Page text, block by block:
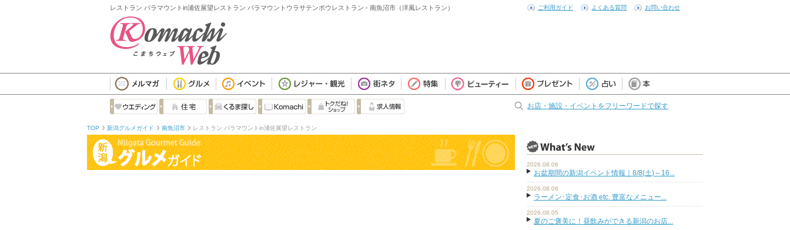
レストラン パラマウントin浦佐展望レストラン パラマウントウラサテンボウレストラン - 南魚沼市（洋風レストラン） ご利用ガイド よくある質問 お問い合わせ
お店・施設・イベントをフリーワードで探す
TOP 新潟グルメガイド 南魚沼市 レストラン パラマウントin浦佐展望レストラン
2026.08.06
お盆期間の新潟イベント情報｜8/8(土)～16...
2026.08.06
ラーメン･定食･お酒 etc. 豊富なメニュー...
2026.08.05
夏のご褒美に！昼飲みができる新潟のお店...